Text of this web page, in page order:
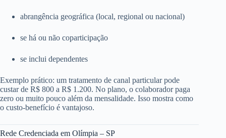
abrangência geográfica (local, regional ou nacional)
se há ou não coparticipação
se inclui dependentes
Exemplo prático: um tratamento de canal particular pode
custar de R$ 800 a R$ 1.200. No plano, o colaborador paga
zero ou muito pouco além da mensalidade. Isso mostra como
o custo-benefício é vantajoso.
Rede Credenciada em Olímpia – SP